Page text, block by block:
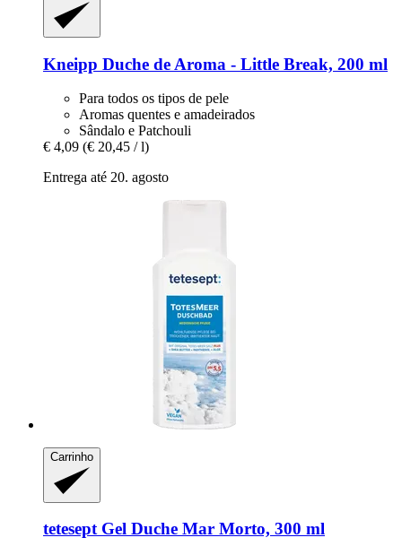
Kneipp Duche de Aroma -​ Little Break, 200 ml
Para todos os tipos de pele
Aromas quentes e amadeirados
Sândalo e Patchouli
€ 4,09 (€ 20,45 / l)
Entrega até 20. agosto
Carrinho
teteseptGel Duche Mar Morto, 300 ml